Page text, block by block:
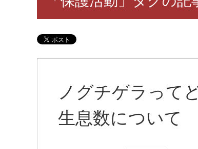
ノグチゲラって
生息数について